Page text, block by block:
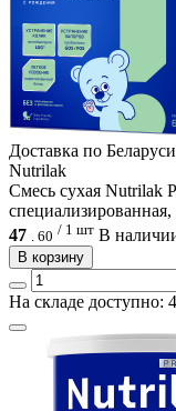
Доcтавка по Беларуси
Nutrilak
Смесь сухая Nutrilak
специализированная,
47 . 60 / 1 шт В
В корзину
На складе доступно: